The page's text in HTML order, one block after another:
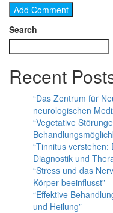
Search
Recent
“Das Zentrum für
neurologischen
“Vegetative
“Tinnitus
Diagnostik und
“Stress und das
Körper beeinflusst”
“Effektive
und Heilung”